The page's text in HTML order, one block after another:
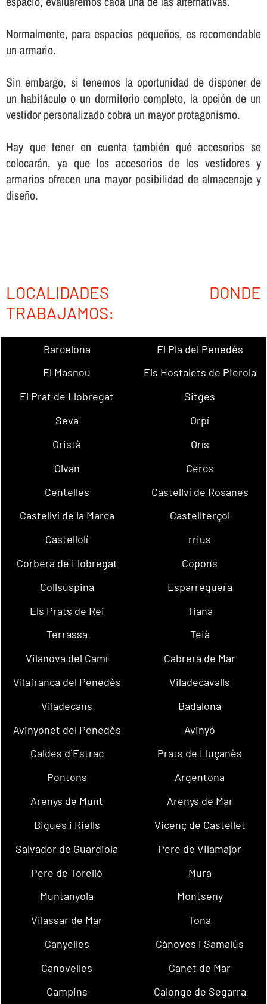
Normalmente, para espacios pequeños, es recomendable
un armario.
Sin embargo, si tenemos la oportunidad de disponer de
un habitáculo o un dormitorio completo, la opción de un
vestidor personalizado cobra un mayor protagonismo.
Hay que tener en cuenta también qué accesorios se
colocarán, ya que los accesorios de los vestidores y
armarios ofrecen una mayor posibilidad de almacenaje y
diseño.
LOCALIDADES DONDE
TRABAJAMOS:
Barcelona
El Pla del Penedès
El Masnou
Els Hostalets de Pierola
El Prat de Llobregat
Sitges
Seva
Orpí
Oristà
Orís
Olvan
Cercs
Centelles
Castellví de Rosanes
Castellví de la Marca
Castellterçol
Castellolí
rrius
Corbera de Llobregat
Copons
Collsuspina
Esparreguera
Els Prats de Rei
Tiana
Terrassa
Teià
Vilanova del Camí
Cabrera de Mar
Vilafranca del Penedès
Viladecavalls
Viladecans
Badalona
Avinyonet del Penedès
Avinyó
Caldes d´Estrac
Prats de Lluçanès
Pontons
Argentona
Arenys de Munt
Arenys de Mar
Bigues i Riells
Vicenç de Castellet
Salvador de Guardiola
Pere de Vilamajor
Pere de Torelló
Mura
Muntanyola
Montseny
Vilassar de Mar
Tona
Canyelles
Cànoves i Samalús
Canovelles
Canet de Mar
Campins
Calonge de Segarra